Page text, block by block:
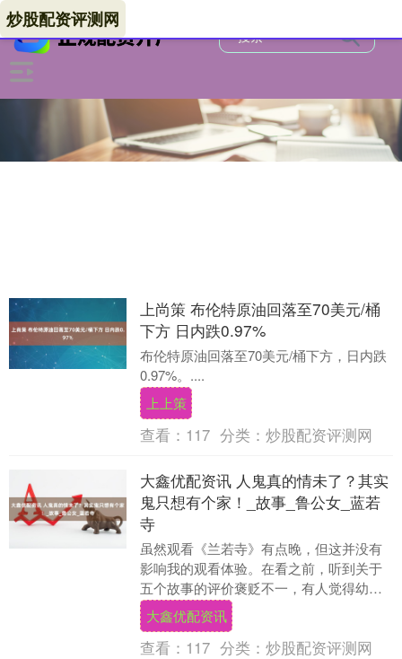
炒股配资评测网
上尚策 布伦特原油回落至70美元/桶
下方 日内跌0.97%
布伦特原油回落至70美元/桶下方，日内跌
0.97%。....
上上策
查看： 117 分类： 炒股配资评测网
大鑫优配资讯 人鬼真的情未了？其实
鬼只想有个家！_故事_鲁公女_蓝若
寺
虽然观看《兰若寺》有点晚，但这并没有
影响我的观看体验。在看之前，听到关于
五个故事的评价褒贬不一，有人觉得幼
稚，有人则认为值得一看……个人觉得，
追光这次的小百伶百....
大鑫优配资讯
查看： 117 分类： 炒股配资评测网